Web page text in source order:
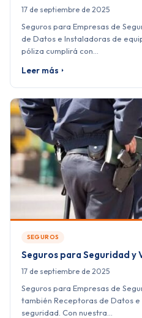
17 de septiembre de 2025
Seguros para Empresas de
de Datos e Instaladoras de
póliza cumplirá con…
Leer más
SEGUROS
Seguros para Seguridad y
17 de septiembre de 2025
Seguros para Empresas de
también Receptoras de Datos
seguridad. Con nuestra…